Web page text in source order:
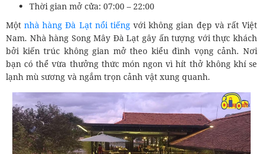
Thời gian mở cửa: 07:00 – 22:00
Mộtnhà hàng Đà Lạt nổi tiếngvới không gian đẹp và rất Việt
Nam. Nhà hàng Song Mây Đà Lạt gây ấn tượng với thực khách
bởi kiến trúc không gian mở theo kiểu đình vọng cảnh. Nơi
bạn có thể vừa thưởng thức món ngon vì hít thở không khí se
lạnh mù sương và ngắm trọn cảnh vật xung quanh.